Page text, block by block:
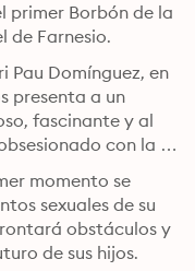
primer Borbón de la
de Farnesio.
Pau Domínguez, en
presenta a un
fascinante y al
con la
momento se
sexuales de su
obstáculos y
de sus hijos.